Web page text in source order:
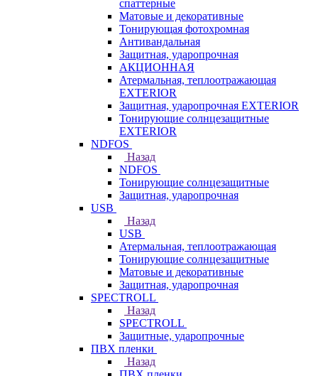
спаттерные
Матовые и декоративные
Тонирующая фотохромная
Антивандальная
Защитная, ударопрочная
АКЦИОННАЯ
Атермальная, теплоотражающая
EXTERIOR
Защитная, ударопрочная EXTERIOR
Тонирующие солнцезащитные
EXTERIOR
NDFOS
Назад
NDFOS
Тонирующие солнцезащитные
Защитная, ударопрочная
USB
Назад
USB
Атермальная, теплоотражающая
Тонирующие солнцезащитные
Матовые и декоративные
Защитная, ударопрочная
SPECTROLL
Назад
SPECTROLL
Защитные, ударопрочные
ПВХ пленки
Назад